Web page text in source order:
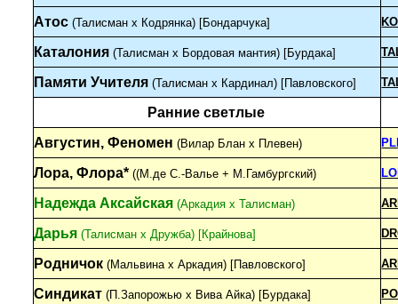
Атос(Талисман х Кодрянка) [Бондарчука]
Каталония (Талисман х Бордовая мантия) [Бурдака]
Памяти Учителя (Талисман х Кардинал) [Павловского]
Ранние светлые
Августин, Феномен (Вилар Блан х Плевен)
Лора, Флора* ((М.де С.-Валье + М.Гамбургский)
Надежда Аксайская(Аркадия x Талисман)
Дарья (Талисман х Дружба) [Крайнова]
Родничок(Мальвина х Аркадия) [Павловского]
Синдикат (П.Запорожью x Вива Айка) [Бурдака]